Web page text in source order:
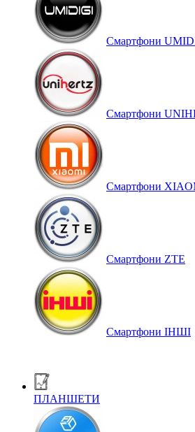
Смартфони
Смартфони
Смартфони
Смартфони ZTE
Смартфони ІНШІ
ПЛАНШЕТИ